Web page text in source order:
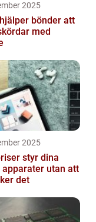
2025
bönder att
med
2025
styr dina
utan att
det